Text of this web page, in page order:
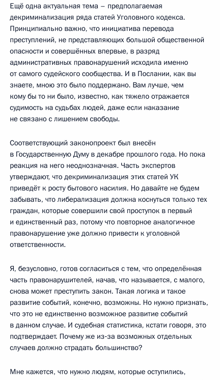
Ещё одна актуальная тема – предполагаемая
декриминализация ряда статей Уголовного кодекса.
Принципиально важно, что инициатива перевода
преступлений, не представляющих большой общественной
опасности и совершённых впервые, в разряд
административных правонарушений исходила именно
от самого судейского сообщества. И в Послании, как вы
знаете, мною это было поддержано. Вам лучше, чем
кому бы то ни было, известно, как тяжело отражается
судимость на судьбах людей, даже если наказание
не связано с лишением свободы.
Соответствующий законопроект был внесён
в Государственную Думу в декабре прошлого года. Но пока
реакция на него неоднозначная. Часть экспертов
утверждают, что декриминализация этих статей УК
приведёт к росту бытового насилия. Но давайте не будем
забывать, что либерализация должна коснуться только тех
граждан, которые совершили свой проступок в первый
и единственный раз, потому что повторное аналогичное
правонарушение уже должно привести к уголовной
ответственности.
Я, безусловно, готов согласиться с тем, что определённая
часть правонарушителей, начав, что называется, с малого,
снова может преступить закон. Такая логика и такое
развитие событий, конечно, возможны. Но нужно признать,
что это не единственно возможное развитие событий
в данном случае. И судебная статистика, кстати говоря, это
подтверждает. Почему же из‑за возможных отдельных
случаев должно страдать большинство?
Мне кажется, что нужно людям, которые оступились,